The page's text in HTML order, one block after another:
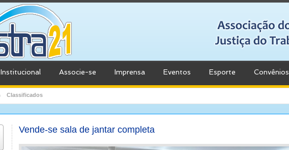
Institucional Associe-se Imprensa Eventos Esporte Convênios
Classificados
Vende-se sala de jantar completa